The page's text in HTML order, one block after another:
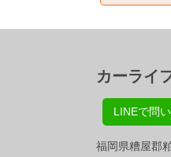
カーライ
LINEで問
福岡県糟屋郡